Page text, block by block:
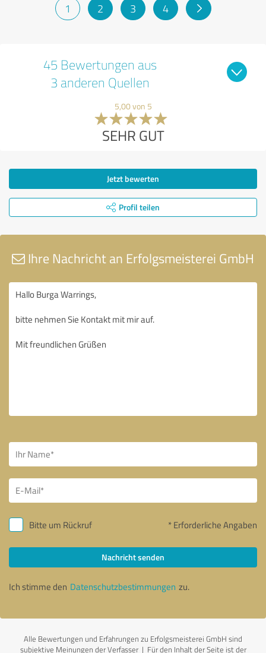
1 2 3 4
45 Bewertungen aus
3 anderen Quellen
5,00 von 5
SEHR GUT
Jetzt bewerten
Profil teilen
Ihre Nachricht an Erfolgsmeisterei GmbH
Bitte um Rückruf * Erforderliche Angaben
Nachricht senden
Ich stimme den Datenschutzbestimmungen zu.
Alle Bewertungen und Erfahrungen zu Erfolgsmeisterei GmbH sind
subjektive Meinungen der Verfasser | Für den Inhalt der Seite ist der